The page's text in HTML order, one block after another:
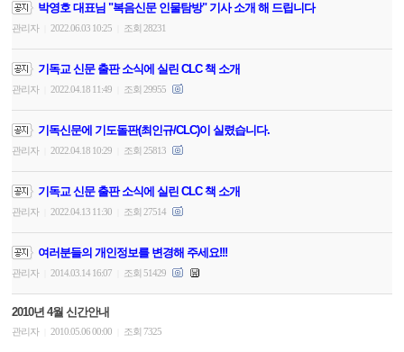
박영호 대표님 "복음신문 인물탐방" 기사 소개 해 드립니다
관리자 2022.06.03 10:25 조회 28231
기독교 신문 출판 소식에 실린 CLC 책 소개
관리자 2022.04.18 11:49 조회 29955
기독신문에 기도돌판(최인규/CLC)이 실렸습니다.
관리자 2022.04.18 10:29 조회 25813
기독교 신문 출판 소식에 실린 CLC 책 소개
관리자 2022.04.13 11:30 조회 27514
여러분들의 개인정보를 변경해 주세요!!!
관리자 2014.03.14 16:07 조회 51429
2010년 4월 신간안내
관리자 2010.05.06 00:00 조회 7325